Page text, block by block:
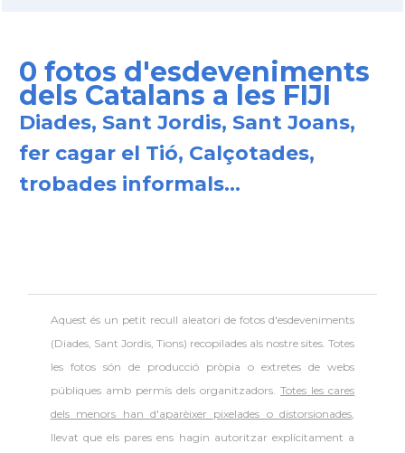
0 fotos d'esdeveniments
dels Catalans a les FIJI
Diades, Sant Jordis, Sant Joans,
fer cagar el Tió, Calçotades,
trobades informals...
Aquest és un petit recull aleatori defotos d'esdeveniments
(Diades, Sant Jordis, Tions) recopilades als nostre sites. Totes
les fotos són de producció pròpia o extretes de webs
públiques amb permís dels organitzadors.Totes les cares
dels menors han d'aparèixer pixelades o distorsionades,
llevat que els pares ens hagin autoritzar explícitament a